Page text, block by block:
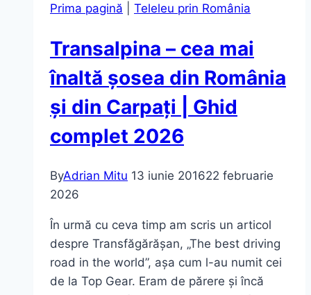
Prima pagină Teleleu prin România
Transalpina – cea mai
înaltă șosea din România
și din Carpați | Ghid
complet 2026
ByAdrian Mitu 13 iunie 201622 februarie
2026
În urmă cu ceva timp am scris un articol
despre Transfăgărășan, „The best driving
road in the world”, așa cum l-au numit cei
de la Top Gear. Eram de părere și încă